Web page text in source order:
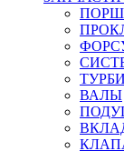
ВАЛЫ